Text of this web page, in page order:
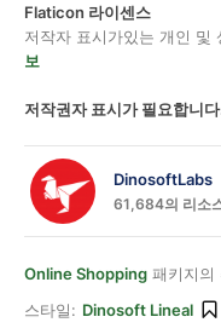
Flaticon 라이센스
저작자 표시가있는 개인 및
보
저작권자 표시가 필요합니
DinosoftLabs
61,684의 리소
Online Shopping 패키지의
스타일: Dinosoft Lineal